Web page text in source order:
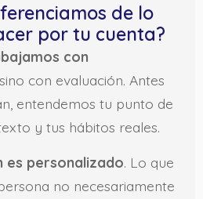
de lo
por tu cuenta?
con
, sino con evaluación. Antes
entendemos tu punto de
y tus hábitos reales.
es personalizado. Lo que
no necesariamente